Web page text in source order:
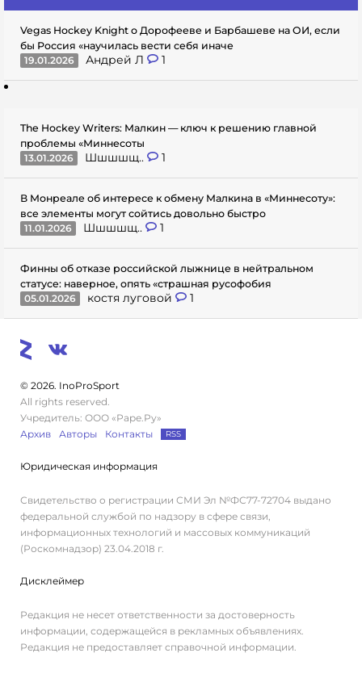
Vegas Hockey Knight о Дорофееве и Барбашеве на ОИ, если
бы Россия «научилась вести себя иначе
19.01.2026
Андрей Л 1
The Hockey Writers: Малкин — ключ к решению главной
проблемы «Миннесоты
13.01.2026
Шшшшщ.. 1
В Монреале об интересе к обмену Малкина в «Миннесоту»:
все элементы могут сойтись довольно быстро
11.01.2026
Шшшшщ.. 1
Финны об отказе российской лыжнице в нейтральном
статусе: наверное, опять «страшная русофобия
05.01.2026
костя луговой 1
© 2026. InoProSport
All rights reserved.
Учредитель: ООО «Раре.Ру»
Архив
Авторы Контакты RSS
Юридическая информация
Свидетельство о регистрации СМИ Эл №ФС77-72704 выдано
федеральной службой по надзору в сфере связи,
информационных технологий и массовых коммуникаций
(Роскомнадзор) 23.04.2018 г.
Дисклеймер
Редакция не несет ответственности за достоверность
информации, содержащейся в рекламных объявлениях.
Редакция не предоставляет справочной информации.